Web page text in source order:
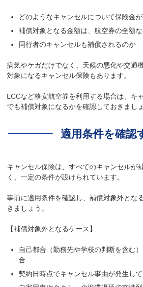
どのようなキャンセルについて保険金
補償対象となる金額は、航空券の全額
同行者のキャンセルも補償されるのか
病気やケガだけでなく、天候の悪化や交通
対象になるキャンセル保険もあります。
LCCなど格安航空券を利用する場合は、キ
でも補償対象になるかを確認しておきましょ
適用条件を確認
キャンセル保険は、すべてのキャンセルが
く、一定の条件が設けられています。
事前に適用条件を確認し、補償対象外とな
きましょう。
【補償対象外となるケース】
自己都合（勤務先や学校の判断を含む
合
契約日時点でキャンセル事由が発生し